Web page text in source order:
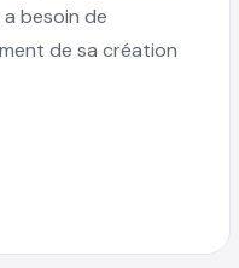
a besoin de
de sa création